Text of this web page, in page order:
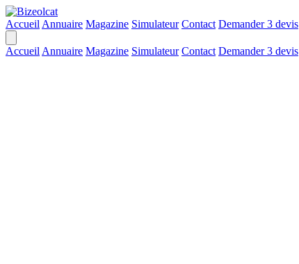
Accueil Annuaire Magazine Simulateur Contact Demander 3 devis
Accueil Annuaire Magazine Simulateur Contact Demander 3 devis